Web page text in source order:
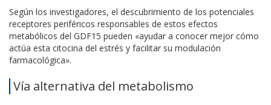
Según los investigadores, el descubrimiento de los potenciales
receptores periféricos responsables de estos efectos
metabólicos del GDF15 pueden «ayudar a conocer mejor cómo
actúa esta citocina del estrés y facilitar su modulación
farmacológica».
Vía alternativa del metabolismo